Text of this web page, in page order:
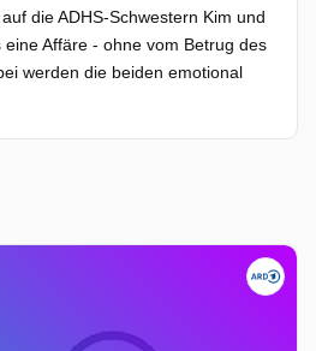
die ADHS-Schwestern Kim und
Affäre - ohne vom Betrug des
werden die beiden emotional